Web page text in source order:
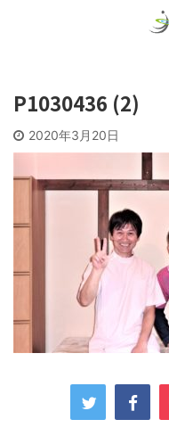
P1030436 (2)
2020年3月20日